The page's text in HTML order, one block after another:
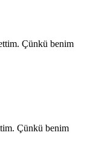
Çünkü benim
Çünkü benim